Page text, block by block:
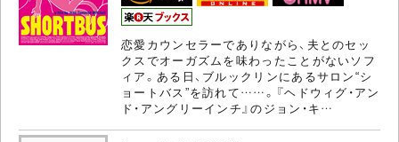
恋愛カウンセラーでありながら、夫とのセッ
クスでオーガズムを味わったことがないソフ
ィア。ある日、ブルックリンにあるサロン“シ
ョートバス”を訪れて……。『ヘドウィグ・アン
ド・アングリーインチ』のジョン・キ…